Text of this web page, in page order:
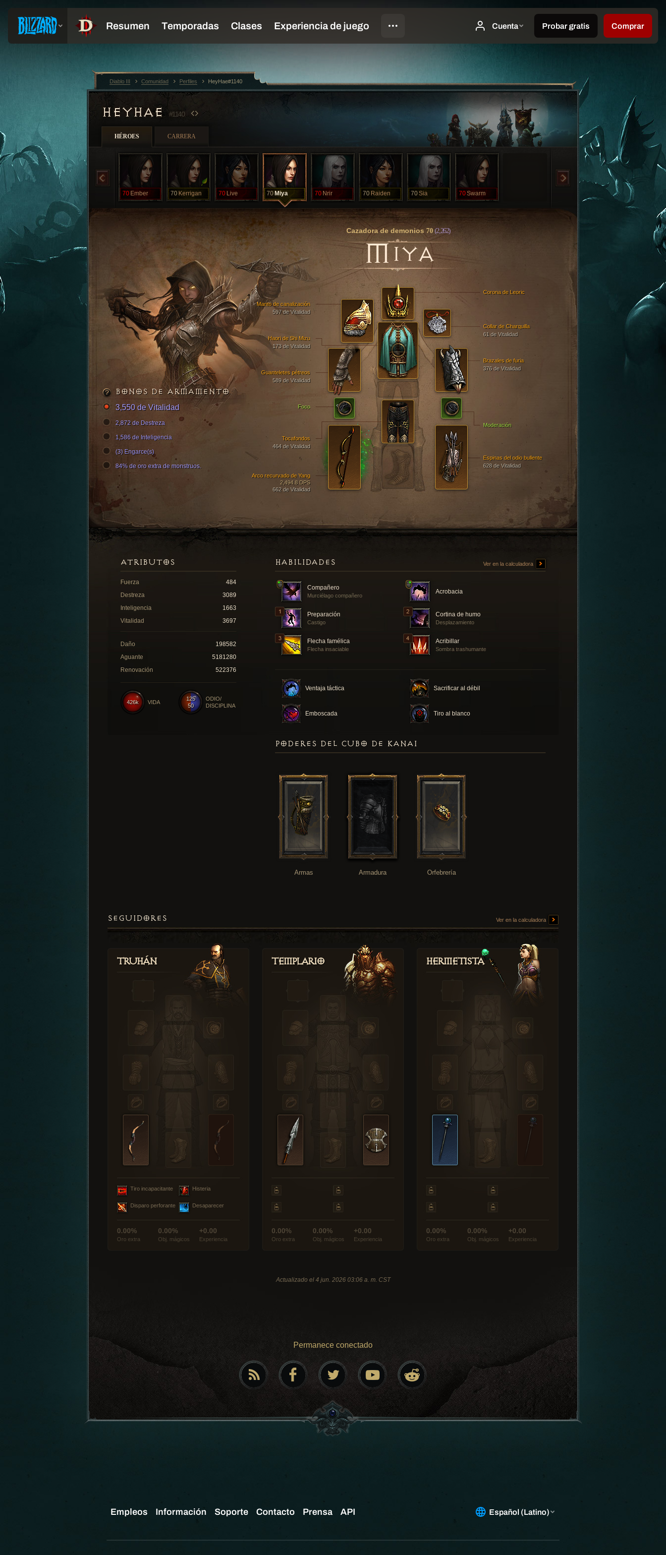
HEYHAE#1140
HÉROES CARRERA
70 Ember 70 Kerrigan 70 Live 70 Miya 70 Nrir 70 Raiden 70Sia 70Swarm
Cazadora de demonios70 (2,262)
MIYA
Corona de Leoric
Haori de Shi Mizu
173 de Vitalidad
Guanteletes pétreos
589 de Vitalidad
Manto de canalización
597 de Vitalidad
Tocafondos
464 de Vitalidad
Brazales de furia
376 de Vitalidad
Arco recurvado de Yang
2,494.8 DPS
662 de Vitalidad
Espinas del odio bullente
628 de Vitalidad
Moderación
Foco
Collar de Charquilla
61 de Vitalidad
BONOS DE ARMAMENTO
3,550 de Vitalidad
2,872 de Destreza
1,586 de Inteligencia
(3) Engarce(s)
84% de oro extra de monstruos.
HABILIDADES Ver en la calculadora
Compañero
Murciélago compañero
Acrobacia
Preparación
Castigo
Cortina de humo
Desplazamiento
Flecha famélica
Flecha insaciable
Acribillar
Sombra trashumante
Ventaja táctica Sacrificar al débil
Emboscada Tiro al blanco
ATRIBUTOS
Fuerza
484
Destreza
3089
Inteligencia
1663
Vitalidad
3697
Daño
198582
Aguante
5181280
Renovación
522376
125
50
ODIO/
DISCIPLINA
426k VIDA
PODERES DEL CUBO DE KANAI
Armas Armadura Orfebrería
SEGUIDORES Ver en la calculadora
Truhán
Tiro incapacitante Histeria
Disparo perforante Desaparecer
0.00%
Oro extra
0.00%
Obj. mágicos
+0.00
Experiencia
Templario
0.00%
Oro extra
0.00%
Obj. mágicos
+0.00
Experiencia
Hermetista
0.00%
Oro extra
0.00%
Obj. mágicos
+0.00
Experiencia
Actualizado el 4 jun. 2026 03:06 a. m. CST
Permanece conectado
Diablo III Comunidad Perfiles HeyHae#1140